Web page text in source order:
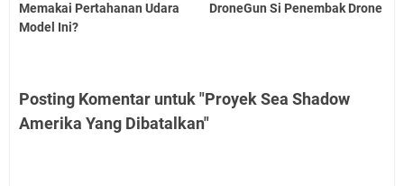
Memakai Pertahanan Udara
Model Ini?
DroneGun Si Penembak Drone
Posting Komentar untuk "Proyek Sea Shadow
Amerika Yang Dibatalkan"